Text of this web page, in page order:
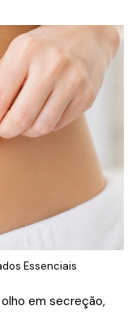
Essenciais
em secreção,